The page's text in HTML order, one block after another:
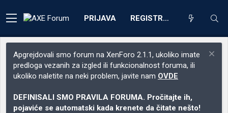
PRIJAVA REGISTRACIJA
Apgrejdovali smo forum na XenForo 2.1.1, ukoliko imate
predloga vezanih za izgled ili funkcionalnost foruma, ili
ukoliko naletite na neki problem, javite nam OVDE
DEFINISALI SMO PRAVILA FORUMA. Pročitajte ih,
pojaviće se automatski kada krenete da čitate nešto!